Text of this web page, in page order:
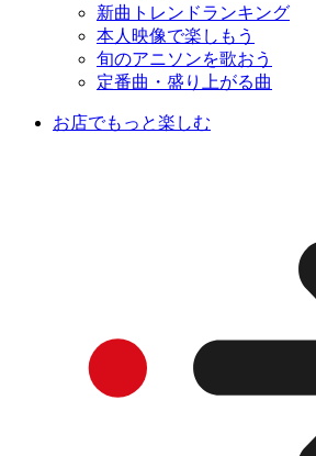
新曲トレンドランキング
本人映像で楽しもう
旬のアニソンを歌おう
定番曲・盛り上がる曲
お店でもっと楽しむ